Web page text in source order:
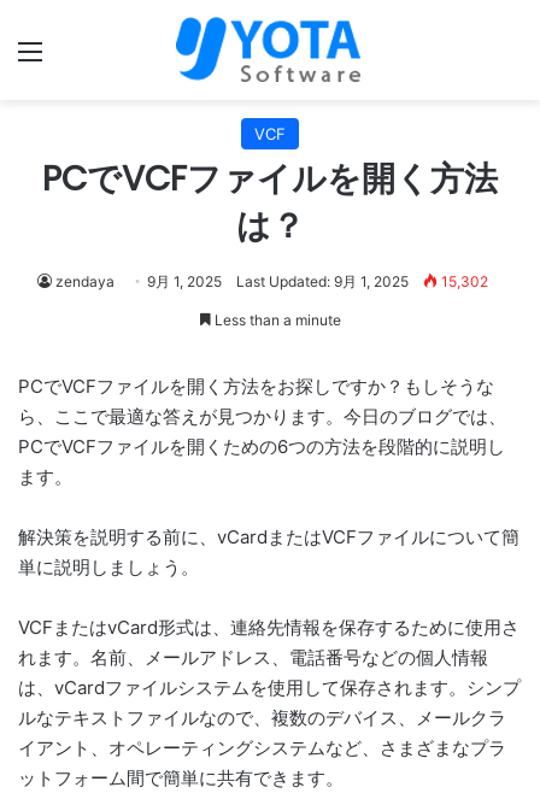
Menu
VCF
PCでVCFファイルを開く方法
は？
zendaya 9月 1, 2025 Last Updated: 9月 1, 2025 15,302
Less than a minute
PCでVCFファイルを開く方法をお探しですか？もしそうな
ら、ここで最適な答えが見つかります。今日のブログでは、
PCでVCFファイルを開くための6つの方法を段階的に説明し
ます。
解決策を説明する前に、vCardまたはVCFファイルについて簡
単に説明しましょう。
VCFまたはvCard形式は、連絡先情報を保存するために使用さ
れます。名前、メールアドレス、電話番号などの個人情報
は、vCardファイルシステムを使用して保存されます。シンプ
ルなテキストファイルなので、複数のデバイス、メールクラ
イアント、オペレーティングシステムなど、さまざまなプラ
ットフォーム間で簡単に共有できます。